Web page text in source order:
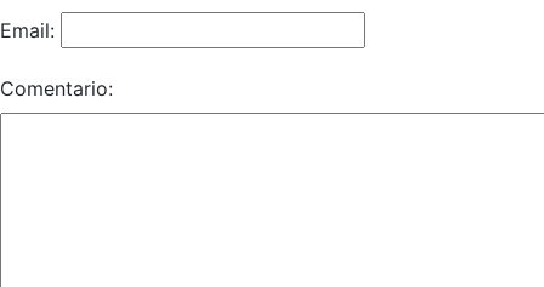
Email:
Comentario: